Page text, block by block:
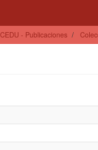
CEDU - Publicaciones